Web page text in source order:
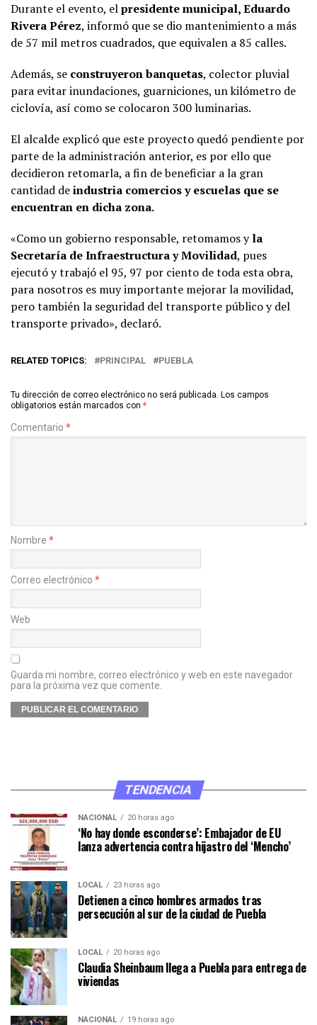
Durante el evento, elpresidente municipal, Eduardo
Rivera Pérez, informó que se dio mantenimiento a más
de 57 mil metros cuadrados, que equivalen a 85 calles.
Además, se construyeron banquetas, colector pluvial
para evitar inundaciones, guarniciones, un kilómetro de
ciclovía, así como se colocaron 300 luminarias.
El alcalde explicó que este proyecto quedó pendiente por
parte de la administración anterior, es por ello que
decidieron retomarla, a fin de beneficiar a la gran
cantidad deindustria comercios y escuelas que se
encuentran en dicha zona.
«Como un gobierno responsable, retomamos yla
Secretaría de Infraestructura y Movilidad, pues
ejecutó y trabajó el 95, 97 por ciento de toda esta obra,
para nosotros es muy importante mejorar la movilidad,
pero también la seguridad del transporte público y del
transporte privado», declaró.
RELATED TOPICS: PRINCIPAL PUEBLA
Tu dirección de correo electrónico no será publicada. Los campos
obligatorios están marcados con *
Comentario *
Nombre *
Correo electrónico *
Web
Guarda mi nombre, correo electrónico y web en este navegador
para la próxima vez que comente.
TENDENCIA
NACIONAL 20 horas ago
‘No hay donde esconderse’: Embajador de EU
lanza advertencia contra hijastro del ‘Mencho’
LOCAL 23 horas ago
Detienen a cinco hombres armados tras
persecución al sur de la ciudad de Puebla
LOCAL 20 horas ago
Claudia Sheinbaum llega a Puebla para entrega de
viviendas
NACIONAL 19 horas ago